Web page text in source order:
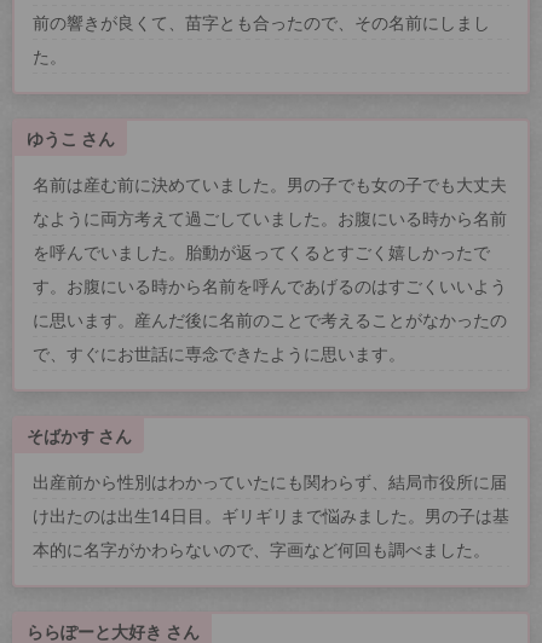
前の響きが良くて、苗字とも合ったので、その名前にしまし
た。
ゆうこ さん
名前は産む前に決めていました。男の子でも女の子でも大丈夫
なように両方考えて過ごしていました。お腹にいる時から名前
を呼んでいました。胎動が返ってくるとすごく嬉しかったで
す。お腹にいる時から名前を呼んであげるのはすごくいいよう
に思います。産んだ後に名前のことで考えることがなかったの
で、すぐにお世話に専念できたように思います。
そばかす さん
出産前から性別はわかっていたにも関わらず、結局市役所に届
け出たのは出生14日目。ギリギリまで悩みました。男の子は基
本的に名字がかわらないので、字画など何回も調べました。
ららぽーと大好き さん